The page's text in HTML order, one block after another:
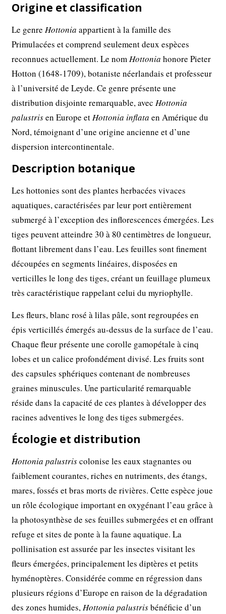
Origine et classification
Le genreHottonia appartient à la famille des
Primulacées et comprend seulement deux espèces
reconnues actuellement. Le nomHottonia honore Pieter
Hotton (1648-1709), botaniste néerlandais et professeur
à l’université de Leyde. Ce genre présente une
distribution disjointe remarquable, avecHottonia
palustrisen Europe etHottonia inflata en Amérique du
Nord, témoignant d’une origine ancienne et d’une
dispersion intercontinentale.
Description botanique
Les hottonies sont des plantes herbacées vivaces
aquatiques, caractérisées par leur port entièrement
submergé à l’exception des inflorescences émergées. Les
tiges peuvent atteindre 30 à 80 centimètres de longueur,
flottant librement dans l’eau. Les feuilles sont finement
découpées en segments linéaires, disposées en
verticilles le long des tiges, créant un feuillage plumeux
très caractéristique rappelant celui du myriophylle.
Les fleurs, blanc rosé à lilas pâle, sont regroupées en
épis verticillés émergés au-dessus de la surface de l’eau.
Chaque fleur présente une corolle gamopétale à cinq
lobes et un calice profondément divisé. Les fruits sont
des capsules sphériques contenant de nombreuses
graines minuscules. Une particularité remarquable
réside dans la capacité de ces plantes à développer des
racines adventives le long des tiges submergées.
Écologie et distribution
Hottonia palustriscolonise les eaux stagnantes ou
faiblement courantes, riches en nutriments, des étangs,
mares, fossés et bras morts de rivières. Cette espèce joue
un rôle écologique important en oxygénant l’eau grâce à
la photosynthèse de ses feuilles submergées et en offrant
refuge et sites de ponte à la faune aquatique. La
pollinisation est assurée par les insectes visitant les
fleurs émergées, principalement les diptères et petits
hyménoptères. Considérée comme en régression dans
plusieurs régions d’Europe en raison de la dégradation
des zones humides,Hottonia palustrisbénéficie d’un